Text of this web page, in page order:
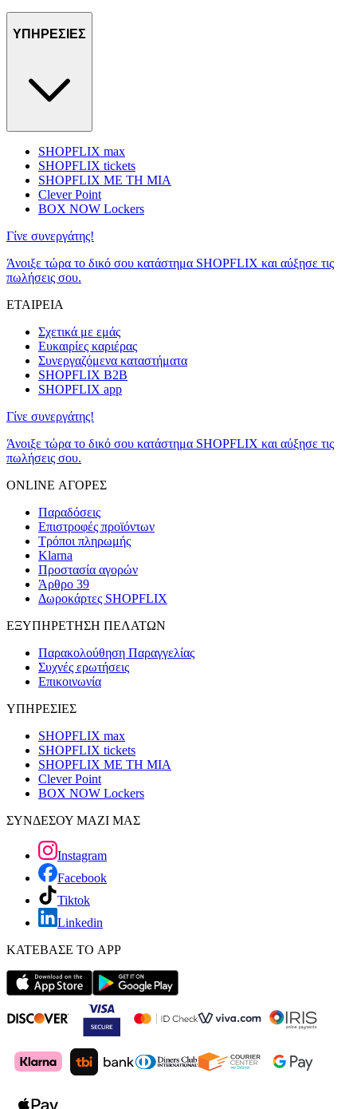
ΥΠΗΡΕΣΙΕΣ
SHOPFLIX max
SHOPFLIX tickets
SHOPFLIX ΜΕ ΤΗ ΜΙΑ
Clever Point
BOX NOW Lockers
Γίνε συνεργάτης!
Άνοιξε τώρα το δικό σου κατάστημα SHOPFLIX και αύξησε τις
πωλήσεις σου.
ΕΤΑΙΡΕΙΑ
Σχετικά με εμάς
Ευκαιρίες καριέρας
Συνεργαζόμενα καταστήματα
SHOPFLIX B2B
SHOPFLIX app
Γίνε συνεργάτης!
Άνοιξε τώρα το δικό σου κατάστημα SHOPFLIX και αύξησε τις
πωλήσεις σου.
ONLINE ΑΓΟΡΕΣ
Παραδόσεις
Επιστροφές προϊόντων
Τρόποι πληρωμής
Klarna
Προστασία αγορών
Άρθρο 39
Δωροκάρτες SHOPFLIX
ΕΞΥΠΗΡΕΤΗΣΗ ΠΕΛΑΤΩΝ
Παρακολούθηση Παραγγελίας
Συχνές ερωτήσεις
Επικοινωνία
ΥΠΗΡΕΣΙΕΣ
SHOPFLIX max
SHOPFLIX tickets
SHOPFLIX ΜΕ ΤΗ ΜΙΑ
Clever Point
BOX NOW Lockers
ΣΥΝΔΕΣΟΥ ΜΑΖΙ ΜΑΣ
Instagram
Facebook
Tiktok
Linkedin
ΚΑΤΕΒΑΣΕ ΤΟ APP